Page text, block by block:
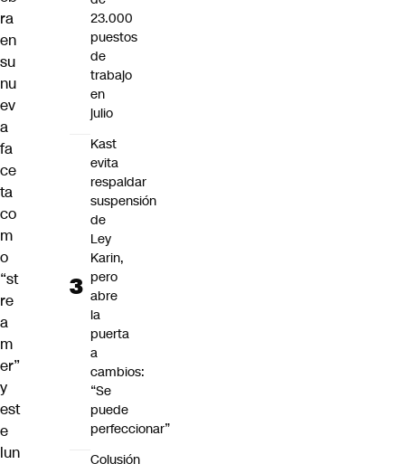
ra
en
su
nu
ev
a
fa
ce
ta
co
m
o
“st
re
a
m
er”
y
est
e
lun
23.000
puestos
de
trabajo
en
julio
Kast
evita
respaldar
suspensión
de
Ley
Karin,
pero
abre
la
puerta
a
cambios:
“Se
puede
perfeccionar”
Colusión